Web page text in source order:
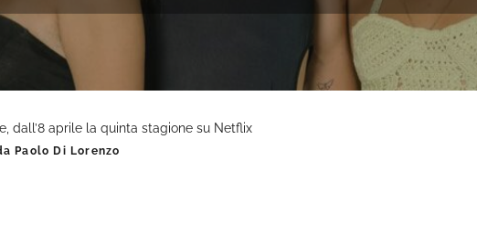
dall’8 aprile la quinta stagione su Netflix
Paolo Di Lorenzo